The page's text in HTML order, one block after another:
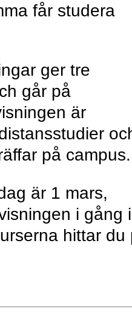
får studera
ger tre
går på
är
på
är 1 mars,
i gång i
hittar du